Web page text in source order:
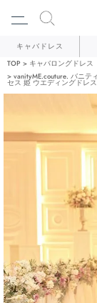
キャバドレス
TOP
キャバロングドレス
vanityME.couture. バニテ
セス 姫 ウエディングドレ